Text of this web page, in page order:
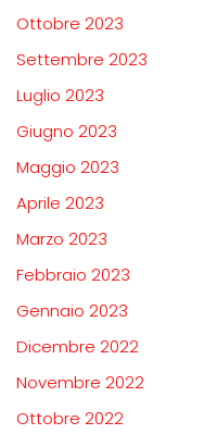
Ottobre 2023
Settembre 2023
Luglio 2023
Giugno 2023
Maggio 2023
Aprile 2023
Marzo 2023
Febbraio 2023
Gennaio 2023
Dicembre 2022
Novembre 2022
Ottobre 2022